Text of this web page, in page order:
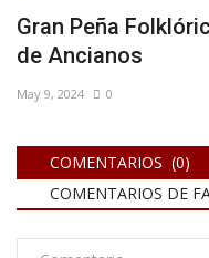
Gran Peña
de Ancianos
May 9, 2024 0
COMENTARIOS (0)
COMENTARIOS DE